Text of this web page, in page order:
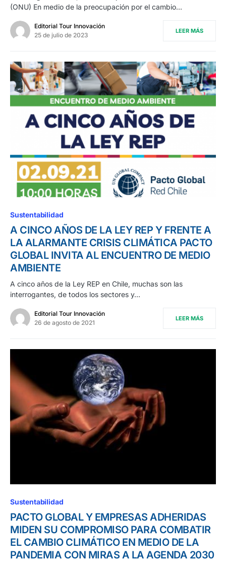
(ONU) En medio de la preocupación por el cambio…
Editorial Tour Innovación
25 de julio de 2023
LEER MÁS
Sustentabilidad
A CINCO AÑOS DE LA LEY REP Y FRENTE A
LA ALARMANTE CRISIS CLIMÁTICA PACTO
GLOBAL INVITA AL ENCUENTRO DE MEDIO
AMBIENTE
A cinco años de la Ley REP en Chile, muchas son las
interrogantes, de todos los sectores y…
Editorial Tour Innovación
26 de agosto de 2021
LEER MÁS
Sustentabilidad
PACTO GLOBAL Y EMPRESAS ADHERIDAS
MIDEN SU COMPROMISO PARA COMBATIR
EL CAMBIO CLIMÁTICO EN MEDIO DE LA
PANDEMIA CON MIRAS A LA AGENDA 2030